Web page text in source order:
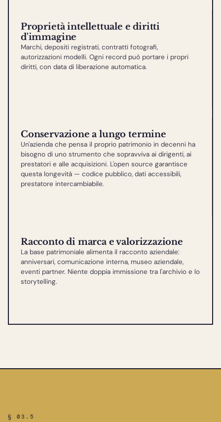
Proprietà intellettuale e diritti
d'immagine
Marchi, depositi registrati, contratti fotografi,
autorizzazioni modelli. Ogni record può portare i propri
diritti, con data di liberazione automatica.
Conservazione a lungo termine
Un'azienda che pensa il proprio patrimonio in decenni ha
bisogno di uno strumento che sopravviva ai dirigenti, ai
prestatori e alle acquisizioni. L'open source garantisce
questa longevità — codice pubblico, dati accessibili,
prestatore intercambiabile.
Racconto di marca e valorizzazione
La base patrimoniale alimenta il racconto aziendale:
anniversari, comunicazione interna, museo aziendale,
eventi partner. Niente doppia immissione tra l'archivio e lo
storytelling.
§ 03.5